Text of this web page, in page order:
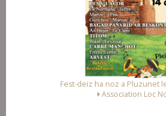
Fest-deiz ha noz a Pluzunet
Association Loc